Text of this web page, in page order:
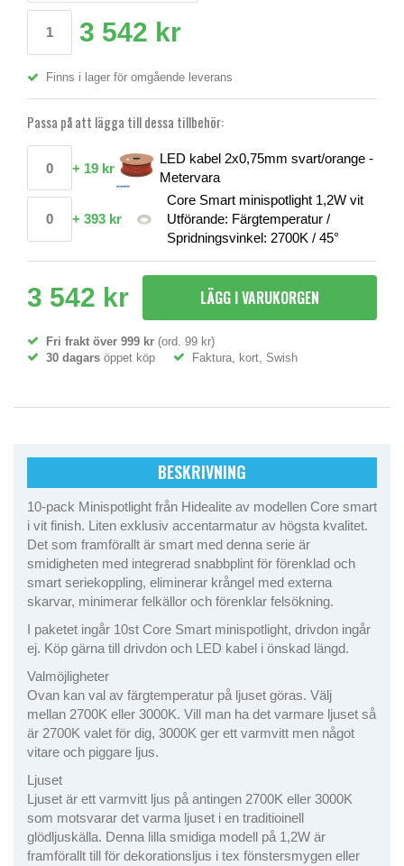
3 542 kr
Finns i lager för omgående leverans
Passa på att lägga till dessa tillbehör:
+ 19 kr
LED kabel 2x0,75mm svart/orange -
Metervara
+ 393 kr
Core Smart minispotlight 1,2W vit
Utförande: Färgtemperatur /
Spridningsvinkel: 2700K / 45°
3 542 kr LÄGG I VARUKORGEN
Fri frakt över 999 kr (ord. 99 kr)
30 dagars öppet köp Faktura, kort, Swish
BESKRIVNING
10-pack Minispotlight från Hidealite av modellen Core smart
i vit finish. Liten exklusiv accentarmatur av högsta kvalitet.
Det som framförallt är smart med denna serie är
smidigheten med integrerad snabbplint för förenklad och
smart seriekoppling, eliminerar krångel med externa
skarvar, minimerar felkällor och förenklar felsökning.
I paketet ingår 10st Core Smart minispotlight, drivdon ingår
ej. Köp gärna till drivdon och LED kabel i önskad längd.
Valmöjligheter
Ovan kan val av färgtemperatur på ljuset göras. Välj
mellan 2700K eller 3000K. Vill man ha det varmare ljuset så
är 2700K valet för dig, 3000K ger ett varmvitt men något
vitare och piggare ljus.
Ljuset
Ljuset är ett varmvitt ljus på antingen 2700K eller 3000K
som motsvarar det varma ljuset i en traditioinell
glödljuskälla. Denna lilla smidiga modell på 1,2W är
framförallt till för dekorationsljus i tex fönstersmygen eller